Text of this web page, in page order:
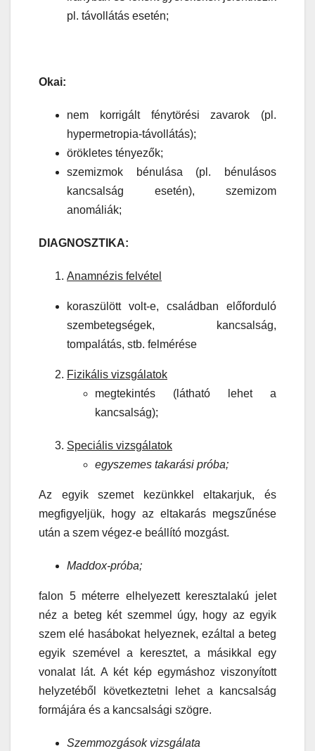
pl. távollátás esetén;
Okai:
nem korrigált fénytörési zavarok (pl.
hypermetropia-távollátás);
örökletes tényezők;
szemizmok bénulása (pl. bénulásos
kancsalság esetén), szemizom
anomáliák;
DIAGNOSZTIKA:
Anamnézis felvétel
koraszülött volt-e, családban előforduló
szembetegségek, kancsalság,
tompalátás, stb. felmérése
Fizikális vizsgálatok
megtekintés (látható lehet a
kancsalság);
Speciális vizsgálatok
egyszemes takarási próba;
Az egyik szemet kezünkkel eltakarjuk, és
megfigyeljük, hogy az eltakarás megszűnése
után a szem végez-e beállító mozgást.
Maddox-próba;
falon 5 méterre elhelyezett keresztalakú jelet
néz a beteg két szemmel úgy, hogy az egyik
szem elé hasábokat helyeznek, ezáltal a beteg
egyik szemével a keresztet, a másikkal egy
vonalat lát. A két kép egymáshoz viszonyított
helyzetéből következtetni lehet a kancsalság
formájára és a kancsalsági szögre.
Szemmozgások vizsgálata